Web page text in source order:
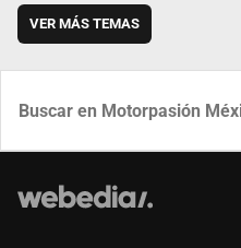
VER MÁS TEMAS